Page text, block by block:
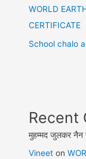
WORLD
CERTIFICATE
School chalo
Recent
मुहम्मद जुलकर नैन
Vineet on